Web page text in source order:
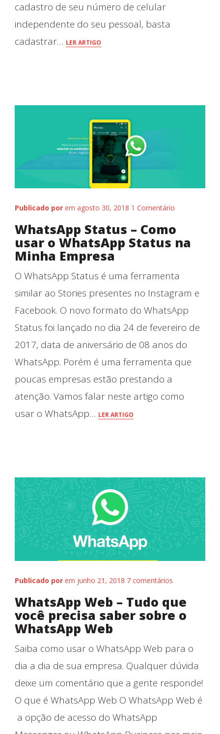
Fale conosco
cadastro de seu número de celular
independente do seu pessoal, basta
cadastrar… LER ARTIGO
Publicado por em agosto 30, 2018 1 Comentário
WhatsApp Status – Como
usar o WhatsApp Status na
Minha Empresa
O WhatsApp Status é uma ferramenta
similar ao Stories presentes no Instagram e
Facebook. O novo formato do WhatsApp
Status foi lançado no dia 24 de fevereiro de
2017, data de aniversário de 08 anos do
WhatsApp. Porém é uma ferramenta que
poucas empresas estão prestando a
atenção. Vamos falar neste artigo como
usar o WhatsApp… LER ARTIGO
Publicado por em junho 21, 2018 7 comentários
WhatsApp Web – Tudo que
você precisa saber sobre o
WhatsApp Web
Saiba como usar o WhatsApp Web para o
dia a dia de sua empresa. Qualquer dúvida
deixe um comentário que a gente responde!
O que é WhatsApp Web O WhatsApp Web é
a opção de acesso do WhatsApp